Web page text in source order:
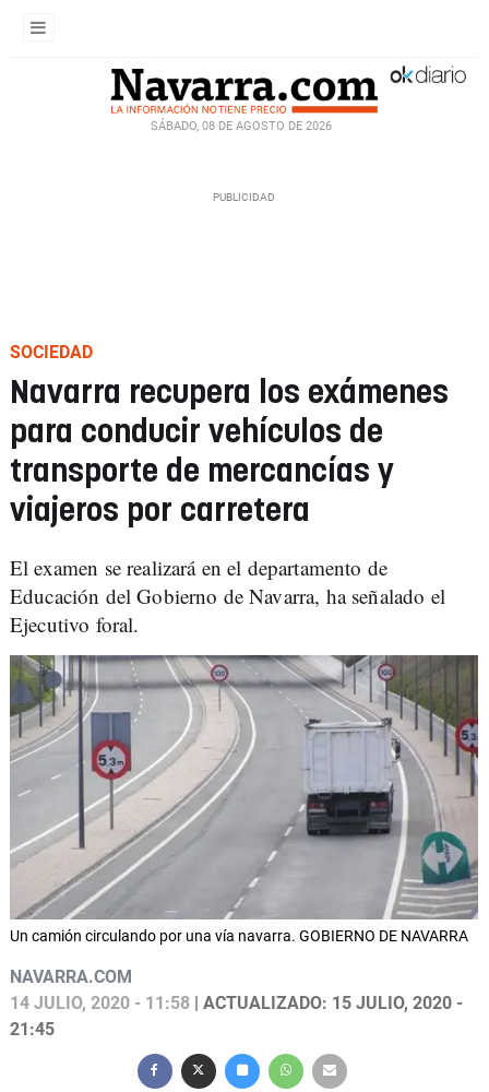
SÁBADO, 08 DE AGOSTO DE 2026
SOCIEDAD
Navarra recupera los exámenes
para conducir vehículos de
transporte de mercancías y
viajeros por carretera
El examen se realizará en el departamento de
Educación del Gobierno de Navarra, ha señalado el
Ejecutivo foral.
Un camión circulando por una vía navarra. GOBIERNO DE NAVARRA
NAVARRA.COM
14 JULIO, 2020 - 11:58 | ACTUALIZADO: 15 JULIO, 2020 -
21:45